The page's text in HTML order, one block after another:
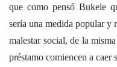
que como pensó Bukele
sería una medida popular y
malestar social, de la
préstamo comiencen a caer